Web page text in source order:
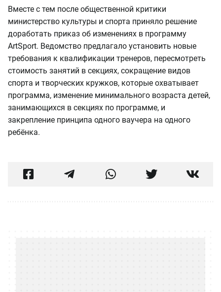
Вместе с тем после общественной критики
министерство культуры и спорта приняло решение
доработать приказ об изменениях в программу
ArtSport. Ведомство предлагало установить новые
требования к квалификации тренеров, пересмотреть
стоимость занятий в секциях, сокращение видов
спорта и творческих кружков, которые охватывает
программа, изменение минимального возраста детей,
занимающихся в секциях по программе, и
закрепление принципа одного ваучера на одного
ребёнка.